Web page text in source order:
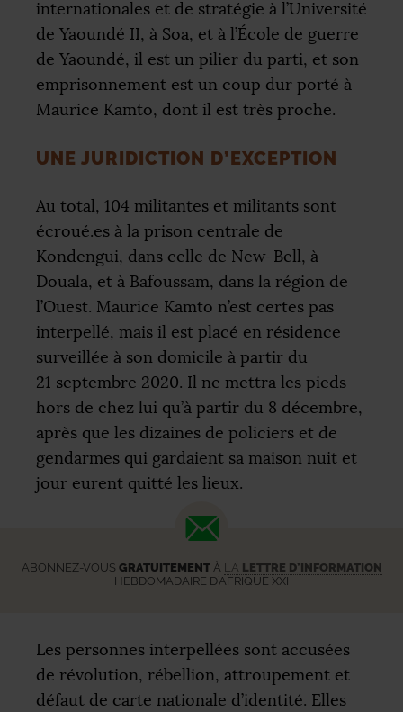
internationales et de stratégie à l’Université
de Yaoundé II, à Soa, et à l’École de guerre
de Yaoundé, il est un pilier du parti, et son
emprisonnement est un coup dur porté à
Maurice Kamto, dont il est très proche.
UNE JURIDICTION D’EXCEPTION
Au total, 104 militantes et militants sont
écroué.es à la prison centrale de
Kondengui, dans celle de New-Bell, à
Douala, et à Bafoussam, dans la région de
l’Ouest. Maurice Kamto n’est certes pas
interpellé, mais il est placé en résidence
surveillée à son domicile à partir du
21 septembre 2020. Il ne mettra les pieds
hors de chez lui qu’à partir du 8 décembre,
après que les dizaines de policiers et de
gendarmes qui gardaient sa maison nuit et
jour eurent quitté les lieux.
ABONNEZ-VOUS GRATUITEMENTÀ LA LETTRE D’INFORMATION
HEBDOMADAIRE D’AFRIQUE XXI
Les personnes interpellées sont accusées
de révolution, rébellion, attroupement et
défaut de carte nationale d’identité. Elles